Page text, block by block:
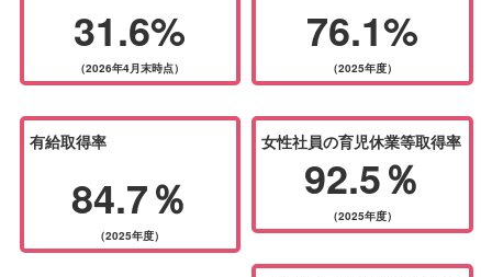
31.6%
（2026年4月末時点）
76.1%
（2025年度）
有給取得率
84.7％
（2025年度）
女性社員の育児休業等取得率
92.5％
（2025年度）